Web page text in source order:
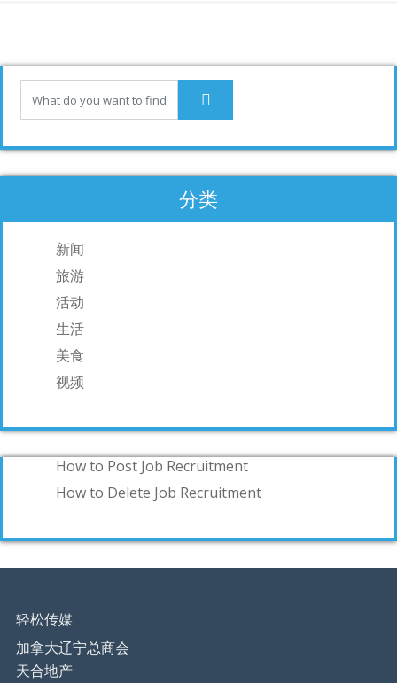
o
k
n
分类
新闻
旅游
活动
生活
美食
视频
How to Post Job Recruitment
How to Delete Job Recruitment
轻松传媒
加拿大辽宁总商会
天合地产